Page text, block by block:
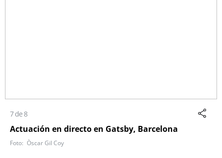
7 de 8
Actuación en directo en Gatsby, Barcelona
Òscar Gil Coy